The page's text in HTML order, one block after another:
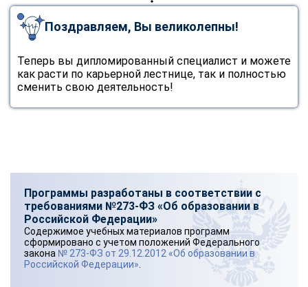
Поздравляем, Вы великолепны!
Теперь вы дипломированный специалист и можете
как расти по карьерной лестнице, так и полностью
сменить свою деятельность!
Программы разработаны в соответствии с
требованиями №273-ФЗ «Об образовании в
Российской Федерации»
Содержимое учебных материалов программ
сформировано с учетом положений Федерального
закона № 273-ФЗ от 29.12.2012 «Об образовании в
Российской Федерации»